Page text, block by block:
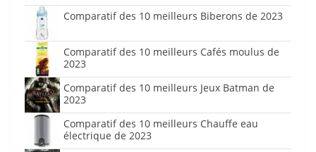
Comparatif des 10 meilleurs Biberons de 2023
Comparatif des 10 meilleurs Cafés moulus de
2023
Comparatif des 10 meilleurs Jeux Batman de
2023
Comparatif des 10 meilleurs Chauffe eau
électrique de 2023